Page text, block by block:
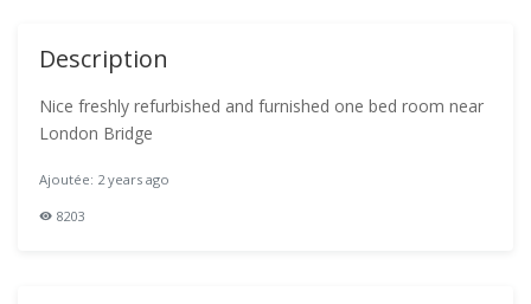
Description
Nice freshly refurbished and furnished one bed room near
London Bridge
Ajoutée: 2 years ago
8203